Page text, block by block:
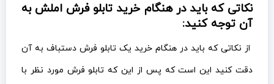
نکاتی که باید در هنگام خرید تابلو فرش املش به
آن توجه کنید:
از نکاتی که باید در هنگام خرید یک تابلو فرش دستباف به آن
دقت کنید این است که پس از این که تابلو فرش مورد نظر با